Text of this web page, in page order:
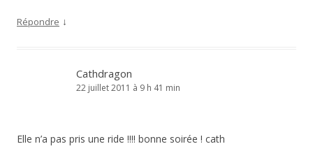
Répondre ↓
Cathdragon
22 juillet 2011 à 9 h 41 min
Elle n’a pas pris une ride !!!! bonne soirée ! cath